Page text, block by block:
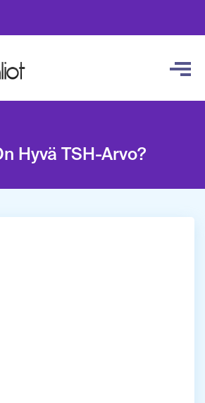
Hyvä TSH-Arvo?